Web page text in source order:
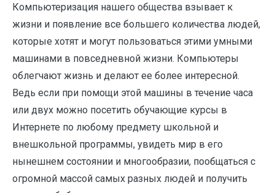
Компьютеризация нашего общества взывает к
жизни и появление все большего количества людей,
которые хотят и могут пользоваться этими умными
машинами в повседневной жизни. Компьютеры
облегчают жизнь и делают ее более интересной.
Ведь если при помощи этой машины в течение часа
или двух можно посетить обучающие курсы в
Интернете по любому предмету школьной и
внешкольной программы, увидеть мир в его
нынешнем состоянии и многообразии, пообщаться с
огромной массой самых разных людей и получить